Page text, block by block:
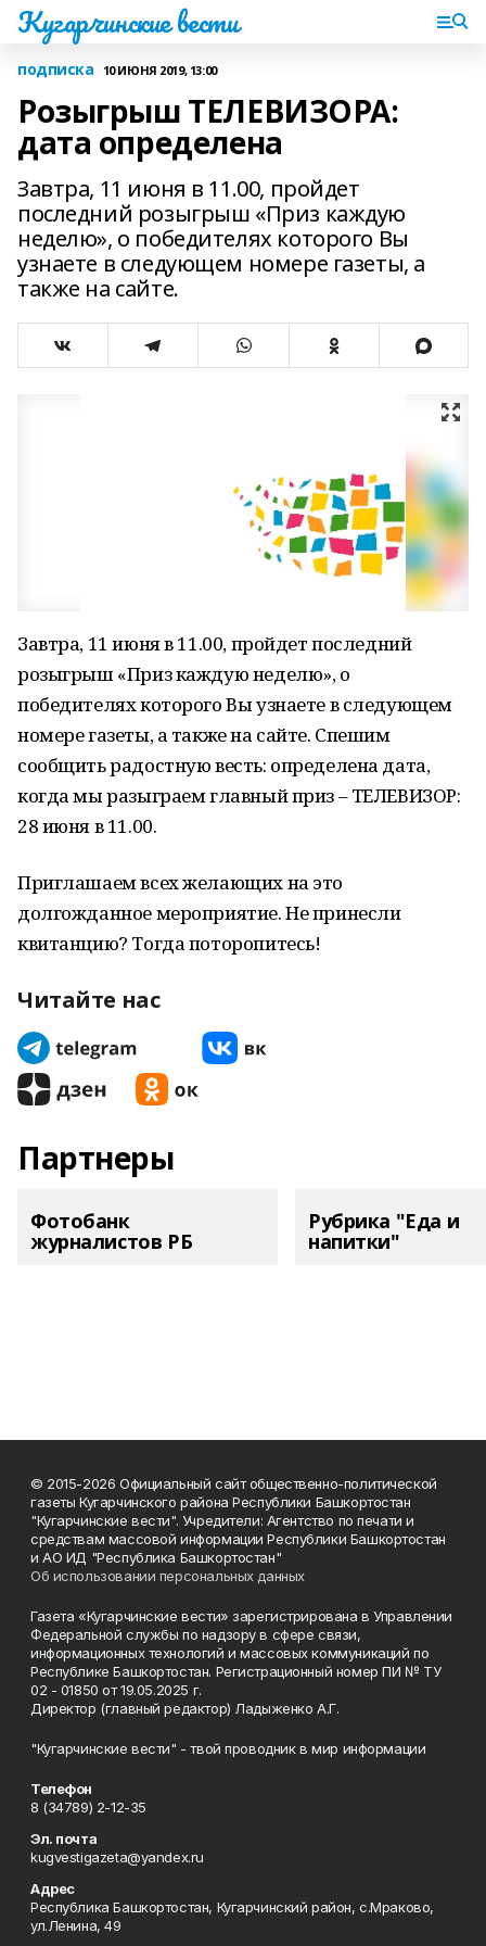
Кугарчинские вести
подписка 10 ИЮНЯ 2019, 13:00
Розыгрыш ТЕЛЕВИЗОРА:
дата определена
Завтра, 11 июня в 11.00, пройдет
последний розыгрыш «Приз каждую
неделю», о победителях которого Вы
узнаете в следующем номере газеты, а
также на сайте.
Завтра, 11 июня в 11.00, пройдет последний
розыгрыш «Приз каждую неделю», о
победителях которого Вы узнаете в следующем
номере газеты, а также на сайте. Спешим
сообщить радостную весть: определена дата,
когда мы разыграем главный приз – ТЕЛЕВИЗОР:
28 июня в 11.00.
Приглашаем всех желающих на это
долгожданное мероприятие. Не принесли
квитанцию? Тогда поторопитесь!
Читайте нас
Партнеры
Фотобанк
журналистов РБ
Рубрика "Еда и
напитки"
© 2015-2026 Официальный сайт общественно-политической
газеты Кугарчинского района Республики Башкортостан
"Кугарчинские вести". Учредители: Агентство по печати и
средствам массовой информации Республики Башкортостан
и АО ИД "Республика Башкортостан"
Об использовании персональных данных
Газета «Кугарчинские вести» зарегистрирована в Управлении
Федеральной службы по надзору в сфере связи,
информационных технологий и массовых коммуникаций по
Республике Башкортостан. Регистрационный номер ПИ № ТУ
02 - 01850 от 19.05.2025 г.
Директор (главный редактор) Ладыженко А.Г.
"Кугарчинские вести" - твой проводник в мир информации
Телефон
8 (34789) 2-12-35
Эл. почта
kugvestigazeta@yandex.ru
Адрес
Республика Башкортостан, Кугарчинский район, с.Мраково,
ул.Ленина, 49